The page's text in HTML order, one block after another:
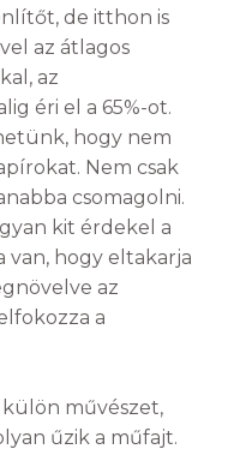
de itthon is
az átlagos
az
éri el a 65%-ot.
hogy nem
Nem csak
csomagolni.
kit érdekel a
van, hogy eltakarja
az
a
külön művészet,
űzik a műfajt.